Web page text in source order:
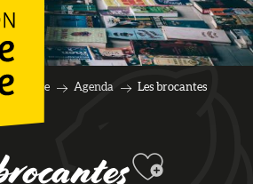
sur place Agenda Les brocantes
Ajouter